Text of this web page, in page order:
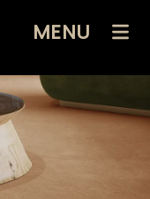
MENU